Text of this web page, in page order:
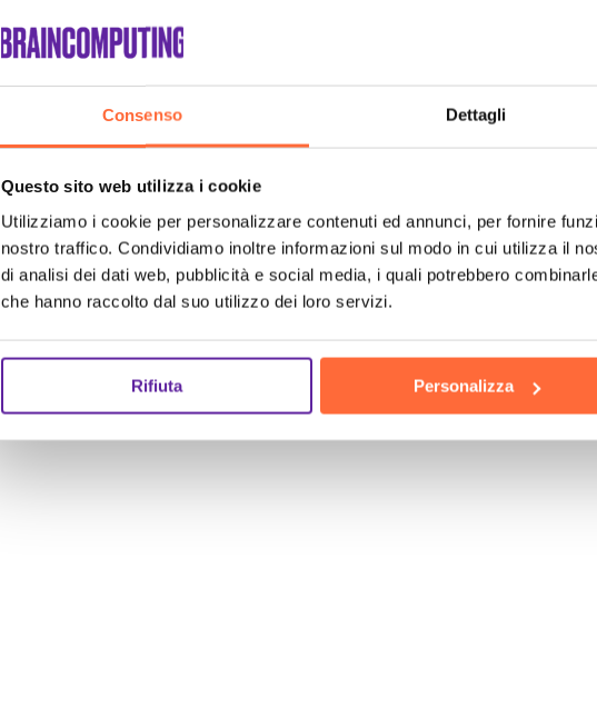
Consenso Dettagli
Questo sito web utilizza i cookie
Utilizziamo i cookie per personalizzare contenuti ed annunci, per fornire
nostro traffico. Condividiamo inoltre informazioni sul modo in cui utilizza il
di analisi dei dati web, pubblicità e social media, i quali potrebbero
che hanno raccolto dal suo utilizzo dei loro servizi.
Rifiuta Personalizza